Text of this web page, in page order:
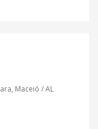
Maceió / AL